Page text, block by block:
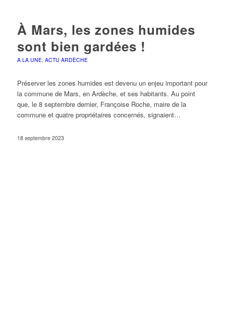
À Mars, les zones humides
sont bien gardées !
A LA UNE, ACTU ARDÈCHE
Préserver les zones humides est devenu un enjeu important pour
la commune de Mars, en Ardèche, et ses habitants. Au point
que, le 8 septembre dernier, Françoise Roche, maire de la
commune et quatre propriétaires concernés, signaient…
18 septembre 2023